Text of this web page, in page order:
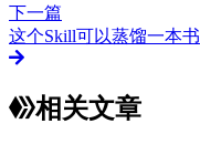
下一篇
这个Skill可以蒸馏一本书
相关文章